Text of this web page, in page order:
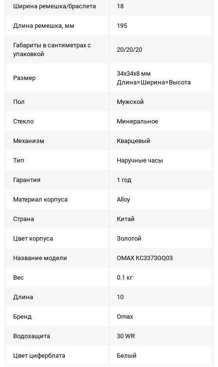
Ширина ремешка/браслета 18
Длина ремешка, мм 195
Габариты в сантиметрах с
упаковкой
20/20/20
Размер
34x34x8 мм
Длина×Ширина×Высота
Пол Мужской
Стекло Минеральное
Механизм Кварцевый
Тип Наручные часы
Гарантия 1 год
Материал корпуса Alloy
Страна Китай
Цвет корпуса Золотой
Название модели OMAX KC3373GQ03
Вес 0.1 кг
Длина 10
Бренд Omax
Водозащита 30 WR
Цвет циферблата Белый